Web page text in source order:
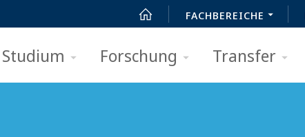
FACHBEREICHE
Studium Forschung Transfer